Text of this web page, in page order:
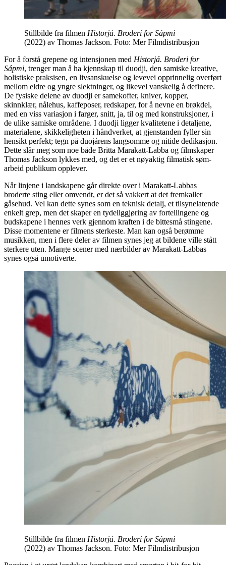
Stillbilde fra filmen Historjá. Broderi for Sápmi
(2022) av Thomas Jackson. Foto: Mer Filmdistribusjon
For å forstå grepene og intensjonen med Historjá. Broderi for
Sápmi, trenger man å ha kjennskap til duodji, den samiske kreative,
holistiske praksisen, en livsanskuelse og levevei opprinnelig overført
mellom eldre og yngre slektninger, og likevel vanskelig å definere.
De fysiske delene av duodji er samekofter, kniver, kopper,
skinnklær, nålehus, kaffeposer, redskaper, for å nevne en brøkdel,
med en viss variasjon i farger, snitt, ja, til og med konstruksjoner, i
de ulike samiske områdene. I duodji ligger kvalitetene i detaljene,
materialene, skikkeligheten i håndverket, at gjenstanden fyller sin
hensikt perfekt; tegn på duojárens langsomme og nitide dedikasjon.
Dette slår meg som noe både Britta Marakatt-Labba og filmskaper
Thomas Jackson lykkes med, og det er et nøyaktig filmatisk søm-
arbeid publikum opplever.
Når linjene i landskapene går direkte over i Marakatt-Labbas
broderte sting eller omvendt, er det så vakkert at det fremkaller
gåsehud. Vel kan dette synes som en teknisk detalj, et tilsynelatende
enkelt grep, men det skaper en tydeliggjøring av fortellingene og
budskapene i hennes verk gjennom kraften i de bittesmå stingene.
Disse momentene er filmens sterkeste. Man kan også berømme
musikken, men i flere deler av filmen synes jeg at bildene ville stått
sterkere uten. Mange scener med nærbilder av Marakatt-Labbas
synes også umotiverte.
Stillbilde fra filmen Historjá. Broderi for Sápmi
(2022) av Thomas Jackson. Foto: Mer Filmdistribusjon